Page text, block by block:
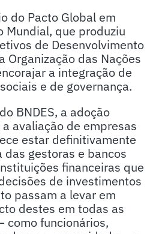
do Pacto Global em
Mundial, que produziu
de Desenvolvimento
Organização das Nações
a integração de
e de governança.
BNDES, a adoção
avaliação de empresas
estar definitivamente
gestoras e bancos
financeiras que
de investimentos
passam a levar em
destes em todas as
como funcionários,